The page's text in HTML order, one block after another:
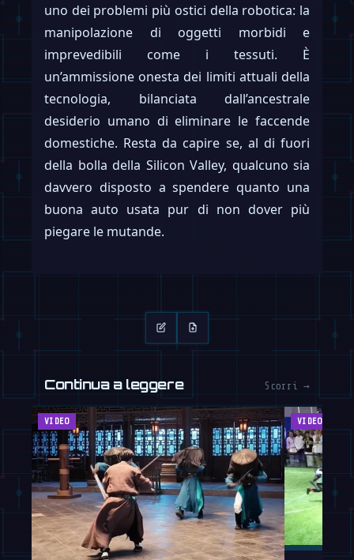
uno dei problemi più ostici della robotica: la
manipolazione di oggetti morbidi e
imprevedibili come i tessuti. È
un’ammissione onesta dei limiti attuali della
tecnologia, bilanciata dall’ancestrale
desiderio umano di eliminare le faccende
domestiche. Resta da capire se, al di fuori
della bolla della Silicon Valley, qualcuno sia
davvero disposto a spendere quanto una
buona auto usata pur di non dover più
piegare le mutande.
Continua a leggere Scorri →
VIDEO VIDEO